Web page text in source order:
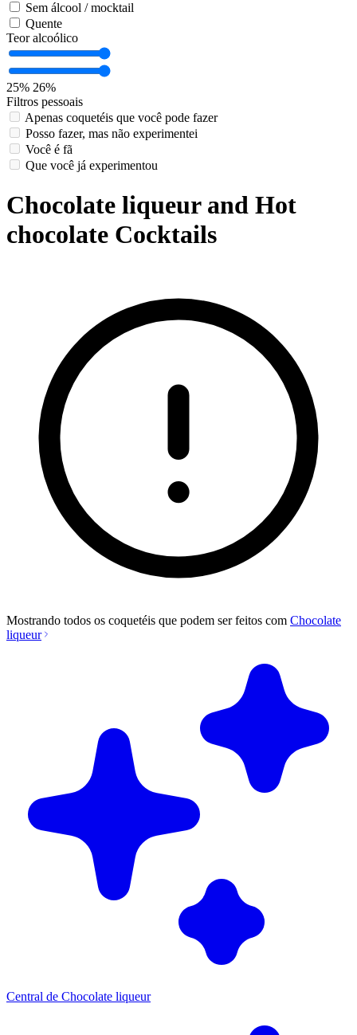
Sem álcool / mocktail
Quente
Teor alcoólico
25% 26%
Filtros pessoais
Apenas coquetéis que você pode fazer
Posso fazer, mas não experimentei
Você é fã
Que você já experimentou
Chocolate liqueur and Hot
chocolate Cocktails
Mostrando todos os coquetéis que podem ser feitos com Chocolate
liqueur
Central de Chocolate liqueur